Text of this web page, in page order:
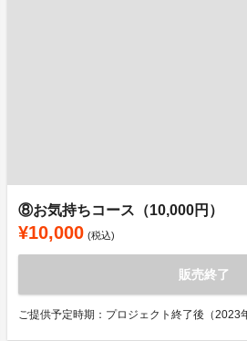
⑧お気持ちコース（10,000円）
¥10,000 (税込)
販売終了
ご提供予定時期：プロジェクト終了後（2023